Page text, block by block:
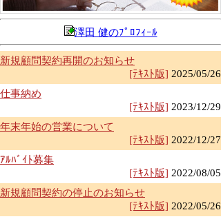
澤田 健のﾌﾟﾛﾌｨｰﾙ
新規顧問契約再開のお知らせ
[ﾃｷｽﾄ版] 2025/05/26
仕事納め
[ﾃｷｽﾄ版] 2023/12/29
年末年始の営業について
[ﾃｷｽﾄ版] 2022/12/27
ｱﾙﾊﾞｲﾄ募集
[ﾃｷｽﾄ版] 2022/08/05
新規顧問契約の停止のお知らせ
[ﾃｷｽﾄ版] 2022/05/26